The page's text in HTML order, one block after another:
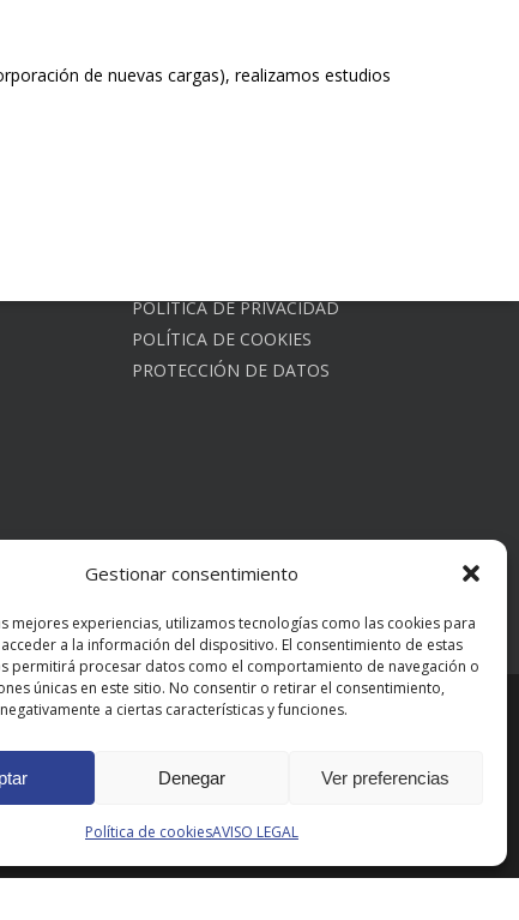
Gestionar consentimiento
mejores experiencias, utilizamos tecnologías como las cookies para
a la información del dispositivo. El consentimiento de estas
permitirá procesar datos como el comportamiento de navegación o
únicas en este sitio. No consentir o retirar el consentimiento,
a ciertas características y funciones.
Denegar Ver preferencias
Política de cookiesAVISO LEGAL
de nuevas cargas), realizamos estudios
POLÍTICA DE PRIVACIDAD
POLÍTICA DE COOKIES
PROTECCIÓN DE DATOS